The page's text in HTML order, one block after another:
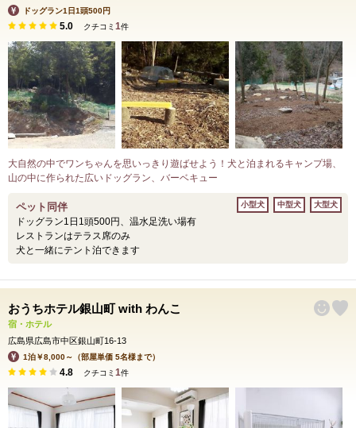
ドッグラン1日1頭500円
5.0 クチコミ 1件
大自然の中でワンちゃんを思いっきり遊ばせよう！犬と泊まれるキャンプ場、
山の中に作られた広いドッグラン、バーベキュー
ペット同伴
ドッグラン1日1頭500円、温水足洗い場有
レストランはテラス席のみ
犬と一緒にテント泊できます
小型犬 中型犬 大型犬
おうちホテル銀山町 with わんこ
宿・ホテル
広島県広島市中区銀山町16-13
1泊￥8,000～（部屋単価 5名様まで）
4.8 クチコミ 1件